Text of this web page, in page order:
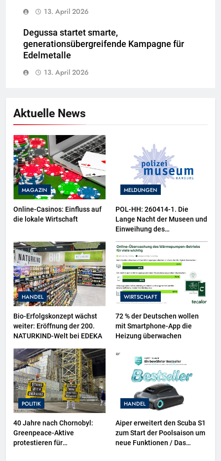
13. April 2026
Degussa startet smarte,
generationsübergreifende Kampagne für
Edelmetalle
13. April 2026
Aktuelle News
MAGAZIN
Online-Casinos: Einfluss auf
die lokale Wirtschaft
MELDUNGEN
POL-HH: 260414-1. Die
Lange Nacht der Museen und
Einweihung des
sowie neuer
Ausstellungsbereiche im
Polizeimuseum Hamburg
HANDEL
Bio-Erfolgskonzept wächst
weiter: Eröffnung der 200.
NATURKIND-Welt bei EDEKA
WIRTSCHAFT
72 % der Deutschen wollen
mit Smartphone-App die
Heizung überwachen
POLITIK
40 Jahre nach Chornobyl:
Greenpeace-Aktive
protestieren für
HANDEL
Aiper erweitert den Scuba S1
zum Start der Poolsaison um
neue Funktionen / Das